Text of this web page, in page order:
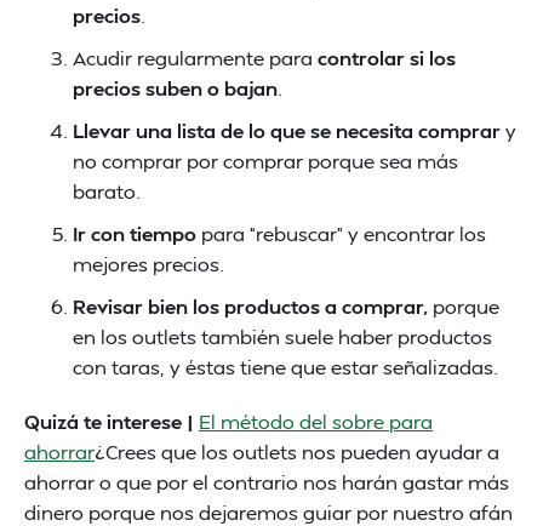
precios
Acudir regularmente para controlar si los
precios suben o bajan
Llevar una lista de lo que se necesita comprary
no comprar por comprar porque sea más
barato.
Ir con tiempo para “rebuscar” y encontrar los
mejores precios.
Revisar bien los productos a comprar, porque
en los outlets también suele haber productos
con taras, y éstas tiene que estar señalizadas.
Quizá te interese | El método del sobre para
ahorrar¿Crees que los outlets nos pueden ayudar a
ahorrar o que por el contrario nos harán gastar más
dinero porque nos dejaremos guiar por nuestro afán